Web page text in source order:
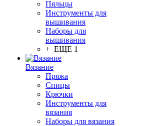
Пяльцы
Инструменты для
вышивания
Наборы для
вышивания
+ ЕЩЕ 1
Вязание
Пряжа
Спицы
Крючки
Инструменты для
вязания
Наборы для вязания